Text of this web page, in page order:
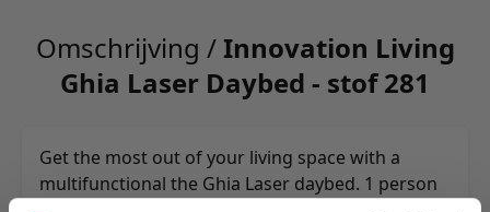
Omschrijving /Innovation Living
Ghia Laser Daybed - stof 281
Get the most out of your living space with a
multifunctional the Ghia Laser daybed. 1 person